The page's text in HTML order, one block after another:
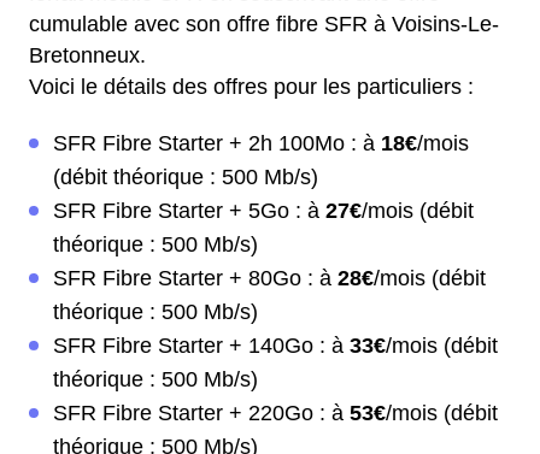
cumulable avec son offre fibre SFR à Voisins-Le-
Bretonneux.
Voici le détails des offres pour les particuliers :
SFR Fibre Starter + 2h 100Mo : à 18€/mois
(débit théorique : 500 Mb/s)
SFR Fibre Starter + 5Go : à 27€/mois (débit
théorique : 500 Mb/s)
SFR Fibre Starter + 80Go : à 28€/mois (débit
théorique : 500 Mb/s)
SFR Fibre Starter + 140Go : à 33€/mois (débit
théorique : 500 Mb/s)
SFR Fibre Starter + 220Go : à 53€/mois (débit
théorique : 500 Mb/s)